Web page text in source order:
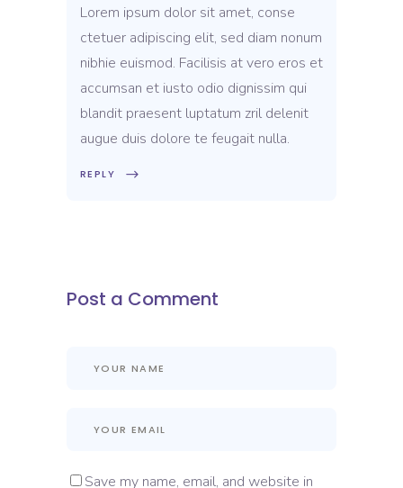
Lorem ipsum dolor sit amet, conse
ctetuer adipiscing elit, sed diam nonum
nibhie euismod. Facilisis at vero eros et
accumsan et iusto odio dignissim qui
blandit praesent luptatum zril delenit
augue duis dolore te feugait nulla.
REPLY
Post a Comment
Save my name, email, and website in